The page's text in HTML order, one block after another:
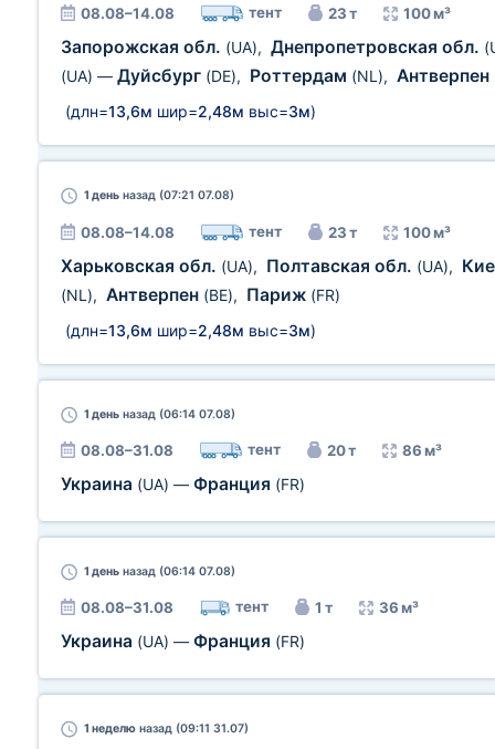
08.08–14.08 тент 23 т 100 м³
Запорожская обл. (UA), Днепропетровская обл.
(UA) — Дуйсбург (DE), Роттердам (NL), Антверпен
(длн=13,6м шир=2,48м выс=3м)
1 день назад (07:21 07.08)
08.08–14.08 тент 23 т 100 м³
Харьковская обл. (UA), Полтавская обл. (UA),
(NL), Антверпен (BE), Париж (FR)
(длн=13,6м шир=2,48м выс=3м)
1 день назад (06:14 07.08)
08.08–31.08 тент 20 т 86 м³
Украина (UA) — Франция (FR)
1 день назад (06:14 07.08)
08.08–31.08 тент 1 т 36 м³
Украина (UA) — Франция (FR)
1 неделю назад (09:11 31.07)